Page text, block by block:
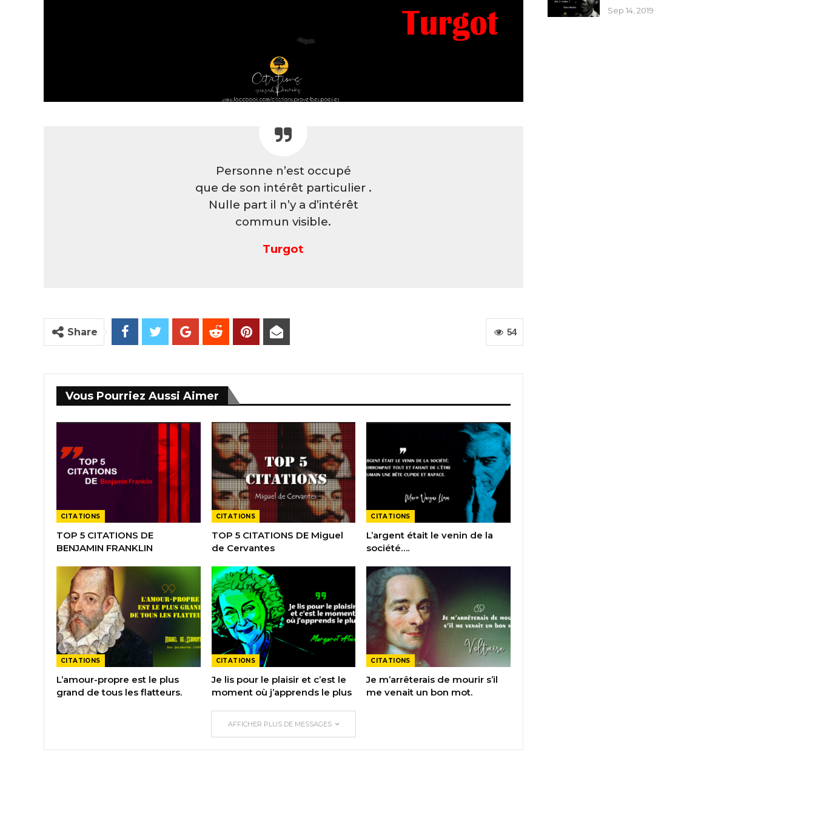
Personne n’est occupé
que de son intérêt particulier .
Nulle part il n’y a d’intérêt
commun visible.
Turgot
54
Share
Vous Pourriez Aussi Aimer
CITATIONS
TOP 5 CITATIONS DE
BENJAMIN FRANKLIN
CITATIONS
TOP 5 CITATIONS DE Miguel
de Cervantes
CITATIONS
L’argent était le venin de la
société….
CITATIONS
L’amour-propre est le plus
grand de tous les flatteurs.
CITATIONS
Je lis pour le plaisir et c’est le
moment où j’apprends le plus
CITATIONS
Je m’arrêterais de mourir s’il
me venait un bon mot.
AFFICHER PLUS DE MESSAGES
Sep 14, 2019